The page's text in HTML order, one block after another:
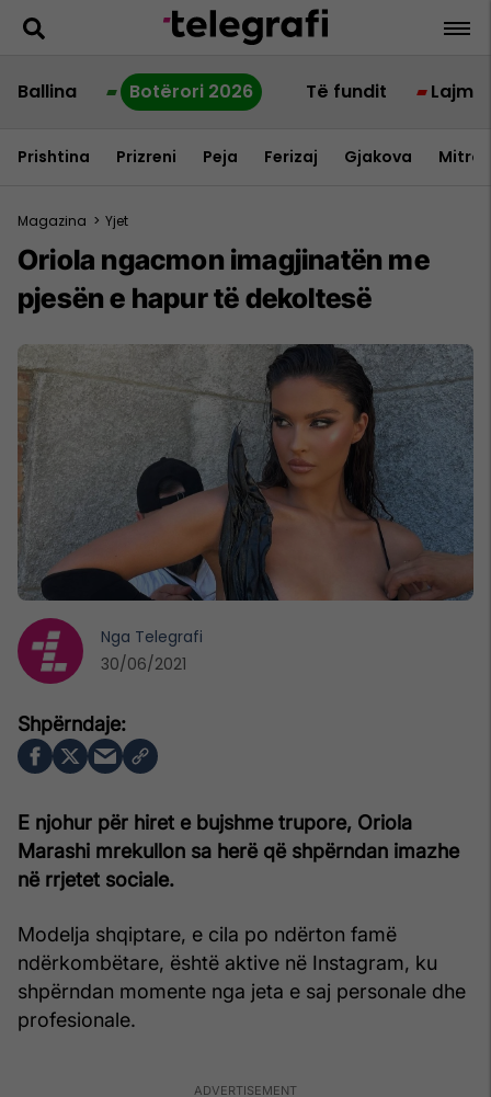
Ballina Botërori 2026 Të fundit Lajme
Prishtina Prizreni Peja Ferizaj Gjakova
Magazina > Yjet
Oriola ngacmon imagjinatën me
pjesën e hapur të dekoltesë
E njohur për hiret e bujshme trupore, Oriola
Marashi mrekullon sa herë që shpërndan imazhe
në rrjetet sociale.
Modelja shqiptare, e cila po ndërton famë
ndërkombëtare, është aktive në Instagram, ku
shpërndan momente nga jeta e saj personale dhe
profesionale.
Nga Telegrafi
30/06/2021